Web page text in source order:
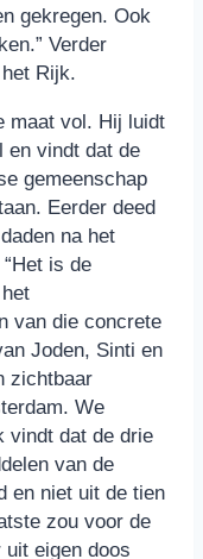
gekregen. Ook
Verder
Rijk.
maat vol. Hij luidt
en vindt dat de
gemeenschap
Eerder deed
na het
is de
van die concrete
Joden, Sinti en
zichtbaar
We
vindt dat de drie
van de
en niet uit de tien
zou voor de
eigen doos